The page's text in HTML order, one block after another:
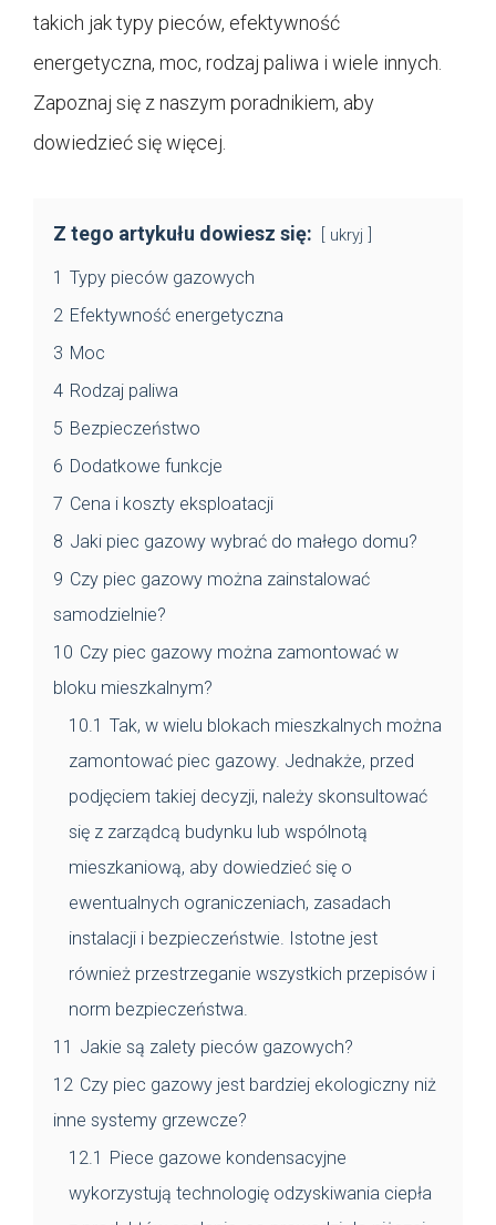
takich jak typy pieców, efektywność
energetyczna, moc, rodzaj paliwa i wiele innych.
Zapoznaj się z naszym poradnikiem, aby
dowiedzieć się więcej.
Z tego artykułu dowiesz się: ukryj
1 Typy pieców gazowych
2 Efektywność energetyczna
3 Moc
4 Rodzaj paliwa
5 Bezpieczeństwo
6 Dodatkowe funkcje
7 Cena i koszty eksploatacji
8 Jaki piec gazowy wybrać do małego domu?
9 Czy piec gazowy można zainstalować
samodzielnie?
10 Czy piec gazowy można zamontować w
bloku mieszkalnym?
10.1 Tak, w wielu blokach mieszkalnych można
zamontować piec gazowy. Jednakże, przed
podjęciem takiej decyzji, należy skonsultować
się z zarządcą budynku lub wspólnotą
mieszkaniową, aby dowiedzieć się o
ewentualnych ograniczeniach, zasadach
instalacji i bezpieczeństwie. Istotne jest
również przestrzeganie wszystkich przepisów i
norm bezpieczeństwa.
11 Jakie są zalety pieców gazowych?
12 Czy piec gazowy jest bardziej ekologiczny niż
inne systemy grzewcze?
12.1 Piece gazowe kondensacyjne
wykorzystują technologię odzyskiwania ciepła